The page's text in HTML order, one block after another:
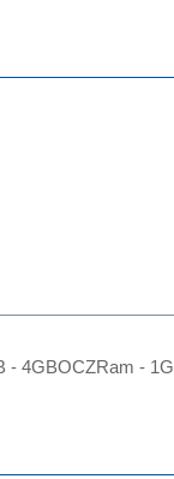
- 4GBOCZRam -